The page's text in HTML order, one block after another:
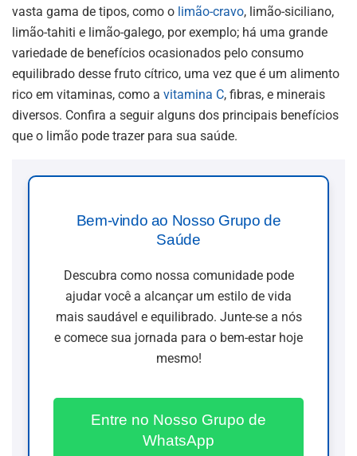
vasta gama de tipos, como o limão-cravo, limão-siciliano,
limão-tahiti e limão-galego, por exemplo; há uma grande
variedade de benefícios ocasionados pelo consumo
equilibrado desse fruto cítrico, uma vez que é um alimento
rico em vitaminas, como a vitamina C, fibras, e minerais
diversos. Confira a seguir alguns dos principais benefícios
que o limão pode trazer para sua saúde.
Bem-vindo ao Nosso Grupo de
Saúde
Descubra como nossa comunidade pode
ajudar você a alcançar um estilo de vida
mais saudável e equilibrado. Junte-se a nós
e comece sua jornada para o bem-estar hoje
mesmo!
Entre no Nosso Grupo de
WhatsApp